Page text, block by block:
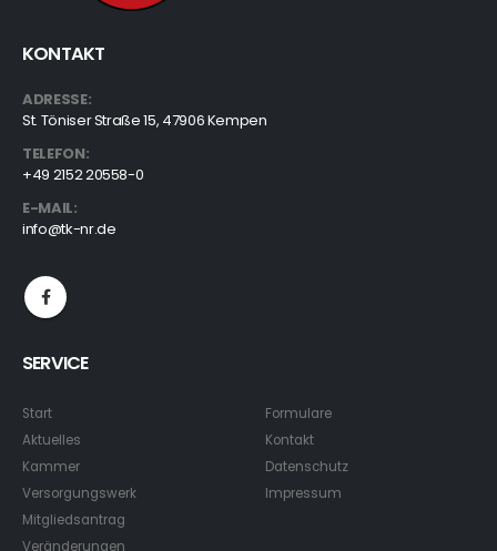
KONTAKT
ADRESSE:
St. Töniser Straße 15, 47906 Kempen
TELEFON:
+49 2152 20558-0
E-MAIL:
info@tk-nr.de
SERVICE
Start
Aktuelles
Kammer
Versorgungswerk
Mitgliedsantrag
Veränderungen
Formulare
Kontakt
Datenschutz
Impressum